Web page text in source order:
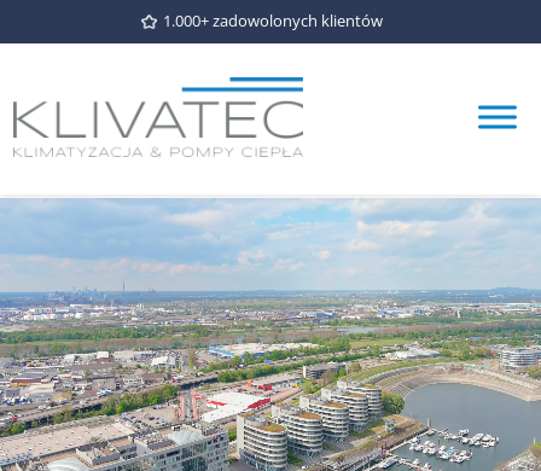
1.000+ zadowolonych klientów